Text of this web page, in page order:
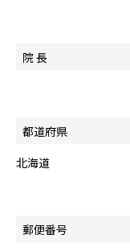
院 長
都道府県
北海道
郵便番号